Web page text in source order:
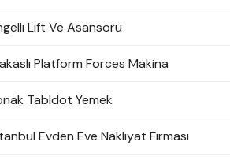
Lift Ve Asansörü
Platform Forces Makina
Tabldot Yemek
Evden Eve Nakliyat Firması